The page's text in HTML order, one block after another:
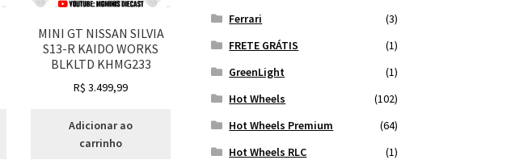
MINI GT NISSAN SILVIA
S13-R KAIDO WORKS
BLKLTD KHMG233
R$ 3.499,99
Adicionar ao
carrinho
Ferrari
(3)
FRETE GRÁTIS
(1)
GreenLight
(1)
Hot Wheels
(102)
Hot Wheels Premium
(64)
Hot Wheels RLC
(1)